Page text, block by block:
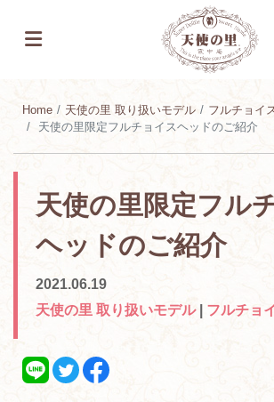
Home 天使の里 取り扱いモデル
フルチョイ
天使の里限定フルチョイスヘッドのご紹介
天使の里限定フル
ヘッドのご紹介
2021.06.19
天使の里 取り扱いモデル| フルチョ